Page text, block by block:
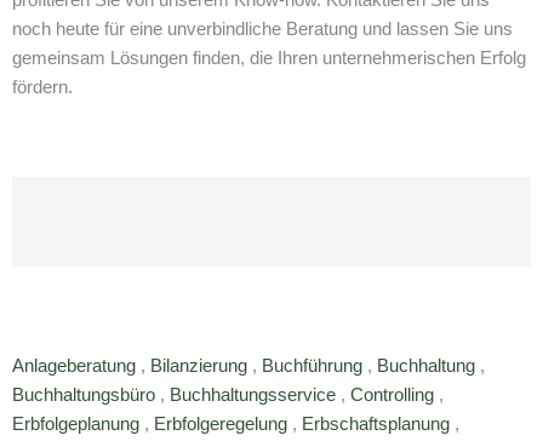
noch heute für eine unverbindliche Beratung und lassen Sie uns
gemeinsam Lösungen finden, die Ihren unternehmerischen Erfolg
fördern.
Anlageberatung , Bilanzierung , Buchführung , Buchhaltung ,
Buchhaltungsbüro , Buchhaltungsservice , Controlling ,
Erbfolgeplanung , Erbfolgeregelung , Erbschaftsplanung ,